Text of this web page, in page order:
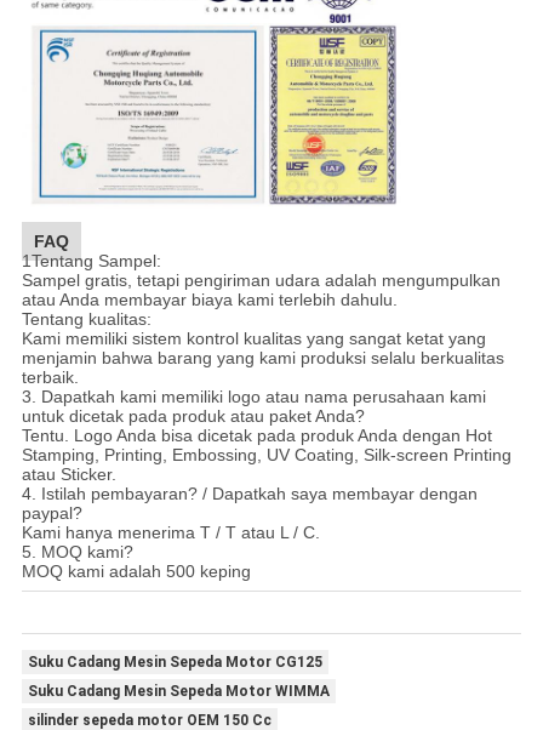
FAQ
1Tentang Sampel:
Sampel gratis, tetapi pengiriman udara adalah mengumpulkan
atau Anda membayar biaya kami terlebih dahulu.
Tentang kualitas:
Kami memiliki sistem kontrol kualitas yang sangat ketat yang
menjamin bahwa barang yang kami produksi selalu berkualitas
terbaik.
3. Dapatkah kami memiliki logo atau nama perusahaan kami
untuk dicetak pada produk atau paket Anda?
Tentu. Logo Anda bisa dicetak pada produk Anda dengan Hot
Stamping, Printing, Embossing, UV Coating, Silk-screen Printing
atau Sticker.
4. Istilah pembayaran? / Dapatkah saya membayar dengan
paypal?
Kami hanya menerima T / T atau L / C.
5. MOQ kami?
MOQ kami adalah 500 keping
Suku Cadang Mesin Sepeda Motor CG125
Suku Cadang Mesin Sepeda Motor WIMMA
silinder sepeda motor OEM 150 Cc